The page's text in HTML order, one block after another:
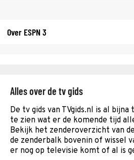
Over ESPN 3
Alles over de tv gids
De tv gids van TVgids.nl is al
te zien wat er de komende tijd
Bekijk het zenderoverzicht van
de zenderbalk bovenin of wissel
er nog op televisie komt of al is